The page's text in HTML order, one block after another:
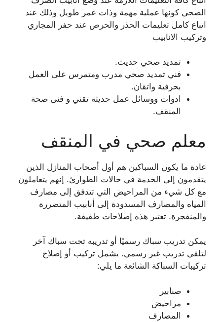
الصحي كونها عملية مهمة وذات عمر طويل وذلك عند
اتباع كامل تعليمات الحذر والحرص عند حفر المجاري
وتركيب الانابيب
تمديد صحي حديث.
فني تمديد صحي مدرب ومتمرس على العمل
بحرفية واتقان.
ادوات ووسائل عمل حديثة تقني و فنى صحة
المنقف.
معلم صحي في المنقف
عادة ما يكون السباكين هم أول أصحاب المنازل الذين
يتقدمون إلى الخدمة في حالات الطوارئ. إنهم يتعاملون
مع كل شيء من المراحيض التي تتدفق إلى مصارف
المياه والمصارف المسدودة إلى أنابيب المتضررة
والمنفجرة. تعتبر هذه إصلاحات طفيفة.
يمكن تدريب سباك رسميًا أو تدريبه تحت سباك آخر
لتلقي تدريب غير رسمي. يشمل تركيب أو إصلاح
تركيبات السباكة الشائعة ما يلي:
صنابير
مراحيض
المصارف